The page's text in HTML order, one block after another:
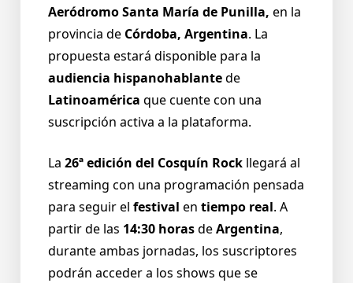
Aeródromo Santa María de Punilla, en la
provincia de Córdoba, Argentina. La
propuesta estará disponible para la
audiencia hispanohablantede
Latinoamérica que cuente con una
suscripción activa a la plataforma.
La 26ª edición del Cosquín Rock llegará al
streaming con una programación pensada
para seguir el festival en tiempo real. A
partir de las 14:30 horasdeArgentina,
durante ambas jornadas, los suscriptores
podrán acceder a los shows que se